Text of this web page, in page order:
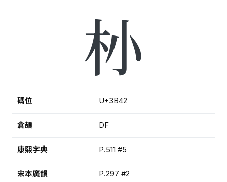
㭂
碼位 U+3B42
倉頡 DF
康熙字典 P.511 #5
宋本廣韻 P.297 #2